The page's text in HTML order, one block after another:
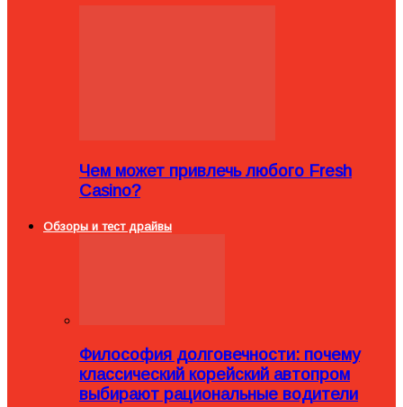
Чем может привлечь любого Fresh
Casino?
Обзоры и тест драйвы
Философия долговечности: почему
классический корейский автопром
выбирают рациональные водители